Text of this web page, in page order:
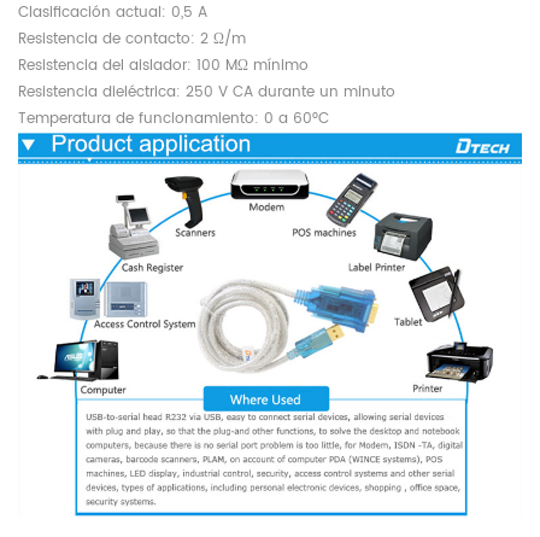
Clasificación actual: 0,5 A
Resistencia de contacto: 2 Ω/m
Resistencia del aislador: 100 MΩ mínimo
Resistencia dieléctrica: 250 V CA durante un minuto
Temperatura de funcionamiento: 0 a 60°C